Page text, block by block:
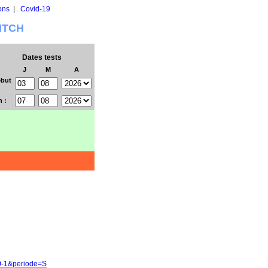
| Covid-19
Dates tests
J M
A
:
1&periode=S